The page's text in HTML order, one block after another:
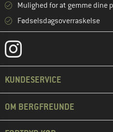
Mulighed for at gemme dine
Fødselsdagsoverraskelse
KUNDESERVICE
OM BERGFREUNDE